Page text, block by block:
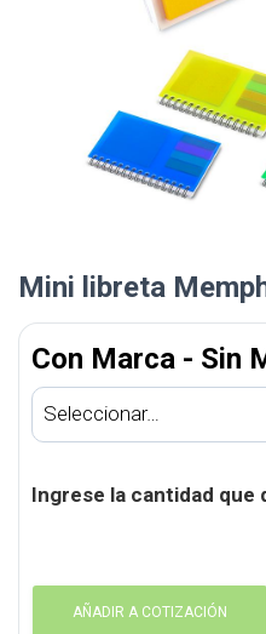
Mini libreta
Con Marca - Sin
Ingrese la cantidad que
AÑADIR A COTIZACIÓN